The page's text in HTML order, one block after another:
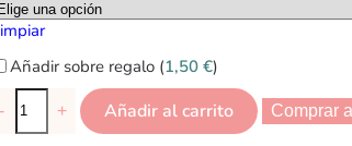
Añadir sobre regalo (1,50 €)
- + Añadir al carrito Comprar